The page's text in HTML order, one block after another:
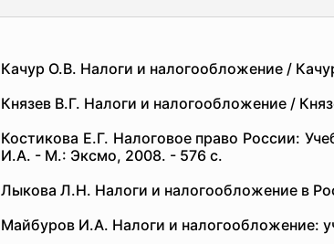
Качур О.В. Налоги и налогообложение /
Князев В.Г. Налоги и налогообложение /
Костикова Е.Г. Налоговое право России:
И.А. - М.: Эксмо, 2008. - 576 с.
Лыкова Л.Н. Налоги и налогообложение в
Майбуров И.А. Налоги и налогообложение: